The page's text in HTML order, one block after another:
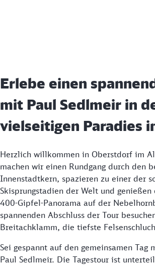
Erlebe einen
mit Paul Sedlmeir in
vielseitigen Paradies
Herzlich willkommen in Oberstdorf im
machen wir einen Rundgang durch den
Innenstadtkern, spazieren zu einer der
Skisprungstadien der Welt und
400-Gipfel-Panorama auf der
spannenden Abschluss der Tour
Breitachklamm, die tiefste
Sei gespannt auf den gemeinsamen Tag
Paul Sedlmeir. Die Tagestour ist